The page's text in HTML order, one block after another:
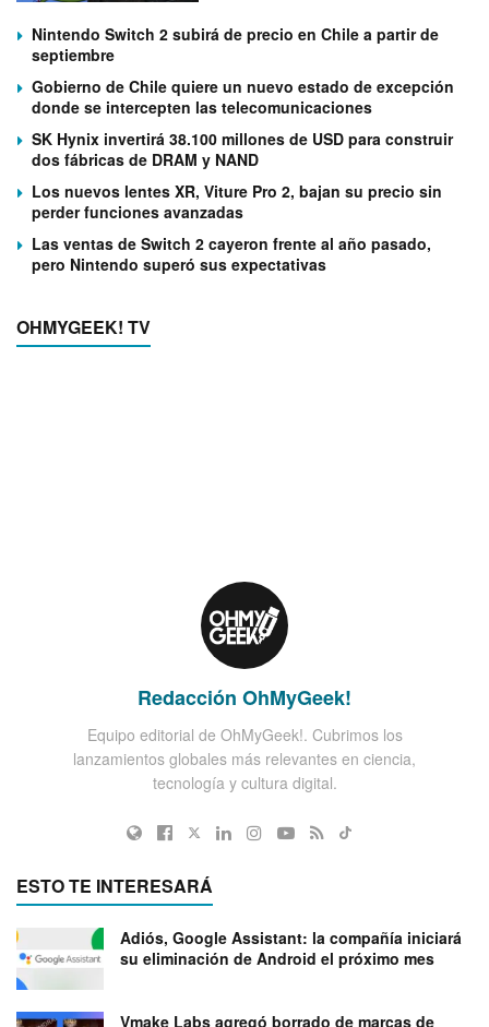
Nintendo Switch 2 subirá de precio en Chile a partir de
septiembre
Gobierno de Chile quiere un nuevo estado de excepción
donde se intercepten las telecomunicaciones
SK Hynix invertirá 38.100 millones de USD para construir
dos fábricas de DRAM y NAND
Los nuevos lentes XR, Viture Pro 2, bajan su precio sin
perder funciones avanzadas
Las ventas de Switch 2 cayeron frente al año pasado,
pero Nintendo superó sus expectativas
OHMYGEEK! TV
Redacción OhMyGeek!
Equipo editorial de OhMyGeek!. Cubrimos los
lanzamientos globales más relevantes en ciencia,
tecnología y cultura digital.
ESTO TE INTERESARÁ
Adiós, Google Assistant: la compañía iniciará
su eliminación de Android el próximo mes
Vmake Labs agregó borrado de marcas de